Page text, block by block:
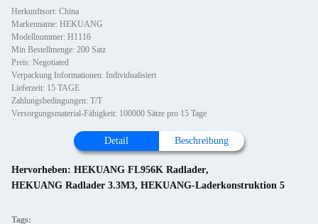
Herkunftsort: China
Markenname: HEKUANG
Modellnummer: H1116
Min Bestellmenge: 200 Satz
Preis: Negotiated
Verpackung Informationen: Individualisiert
Lieferzeit: 15 TAGE
Zahlungsbedingungen: T/T
Versorgungsmaterial-Fähigkeit: 100000 Sätze pro 15 Tage
Detail Beschreibung
Hervorheben: HEKUANG FL956K Radlader,
HEKUANG Radlader 3.3M3, HEKUANG-Laderkonstruktion 5
Tags: